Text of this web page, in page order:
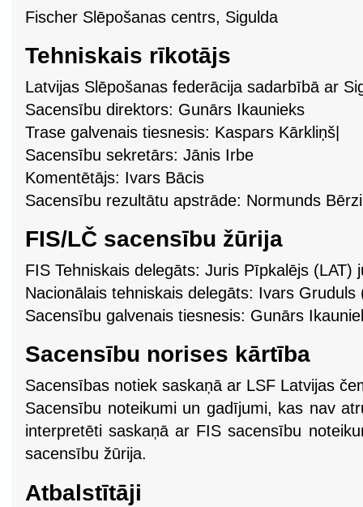
Fischer Slēpošanas centrs, Sigulda
Tehniskais rīkotājs
Latvijas Slēpošanas federācija sadarbībā ar
Sacensību direktors: Gunārs Ikaunieks
Trase galvenais tiesnesis: Kaspars Kārkliņš|
Sacensību sekretārs: Jānis Irbe
Komentētājs: Ivars Bācis
Sacensību rezultātu apstrāde: Normunds
FIS/LČ sacensību žūrija
FIS Tehniskais delegāts: Juris Pīpkalējs (LAT)
Nacionālais tehniskais delegāts: Ivars Gruduls
Sacensību galvenais tiesnesis: Gunārs
Sacensību norises kārtība
Sacensības notiek saskaņā ar LSF Latvijas
Sacensību noteikumi un gadījumi, kas nav
interpretēti saskaņā ar FIS sacensību
sacensību žūrija.
Atbalstītāji